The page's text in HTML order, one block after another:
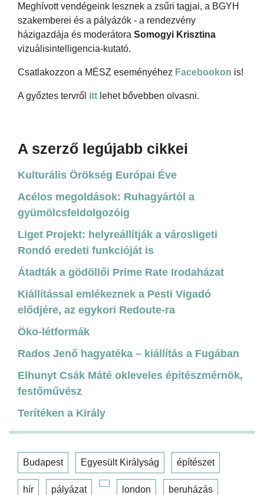
Meghívott vendégeink lesznek a zsűri tagjai, a BGYH
szakemberei és a pályázók - a rendezvény
házigazdája és moderátora Somogyi Krisztina
vizuálisintelligencia-kutató.
Csatlakozzon a MÉSZ eseményéhez Facebookon is!
A győztes tervről itt lehet bővebben olvasni.
A szerző legújabb cikkei
Kulturális Örökség Európai Éve
Acélos megoldások: Ruhagyártól a
gyümölcsfeldolgozóig
Liget Projekt: helyreállítják a városligeti
Rondó eredeti funkcióját is
Átadták a gödöllői Prime Rate Irodaházat
Kiállítással emlékeznek a Pesti Vigadó
elődjére, az egykori Redoute-ra
Öko-létformák
Rados Jenő hagyatéka – kiállítás a Fugában
Elhunyt Csák Máté okleveles építészmérnök,
festőművész
Terítéken a Király
Budapest Egyesült Királyság építészet
hír pályázat london beruházás